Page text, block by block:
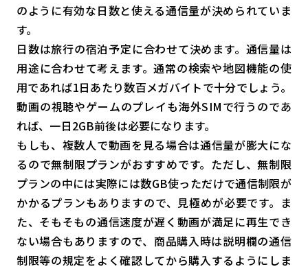
のように有効な日数と使える通信量が決められていま
す。
日数は旅行の宿泊予定に合わせて決めます。通信量は
用途に合わせて考えます。通常の検索や地図機能の使
用であれば1日あたり数百メガバイトで十分でしょう。
動画の視聴やゲームのプレイも海外SIMで行うのであ
れば、一日2GB前後は必要になります。
もしも、複数人で動画を見る場合は通信量が膨大にな
るので無制限プランがおすすめです。ただし、無制限
プランの中には実際には数GB使っただけで通信制限が
かかるプランもありますので、見極めが必要です。ま
た、そもそもの通信速度が遅く動画が満足に再生でき
ない場合もありますので、商品購入時は説明欄の通信
制限等の規定をよく確認してから購入するようにしま